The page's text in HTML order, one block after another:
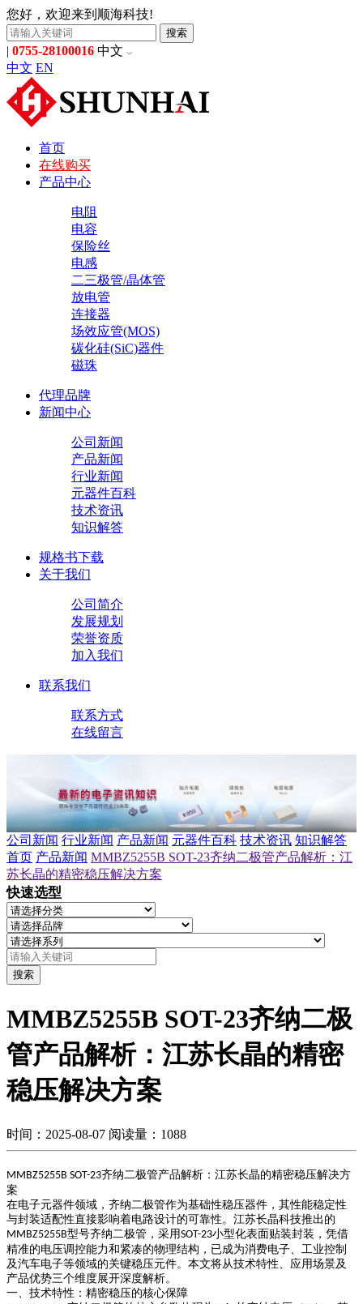
您好，欢迎来到顺海科技!
搜索
| 0755-28100016 中文
中文 EN
首页
在线购买
产品中心
电阻
电容
保险丝
电感
二三极管/晶体管
放电管
连接器
场效应管(MOS)
碳化硅(SiC)器件
磁珠
代理品牌
新闻中心
公司新闻
产品新闻
行业新闻
元器件百科
技术资讯
知识解答
规格书下载
关于我们
公司简介
发展规划
荣誉资质
加入我们
联系我们
联系方式
在线留言
公司新闻 行业新闻 产品新闻 元器件百科 技术资讯 知识解答
首页 产品新闻 MMBZ5255B SOT-23齐纳二极管产品解析：江
苏长晶的精密稳压解决方案
快速选型
搜索
MMBZ5255B SOT-23齐纳二极
管产品解析：江苏长晶的精密
稳压解决方案
时间：2025-08-07 阅读量：1088
MMBZ5255B SOT-23齐纳二极管产品解析：江苏长晶的精密稳压解决方
案
在电子元器件领域，齐纳二极管作为基础性稳压器件，其性能稳定性
与封装适配性直接影响着电路设计的可靠性。江苏长晶科技推出的
MMBZ5255B型号齐纳二极管，采用SOT-23小型化表面贴装封装，凭借
精准的电压调控能力和紧凑的物理结构，已成为消费电子、工业控制
及汽车电子等领域的关键稳压元件。本文将从技术特性、应用场景及
产品优势三个维度展开深度解析。
一、技术特性：精密稳压的核心保障